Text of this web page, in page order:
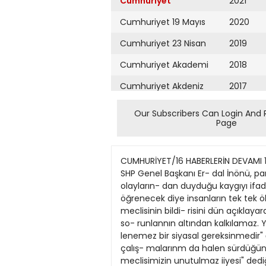
Cumhuriyet 19 Mayıs
Cumhuriyet 23 Nisan
Cumhuriyet Akademi
Cumhuriyet Akdeniz
Cumhuriyet Alışveriş
Cumhuriyet Ankara
Cumhuriyet Büyük
Taaruz
Cumhuriyet
Cumartesi
Cumhuriyet Çevre
2020
2019
2018
2017
2016
2015
2013
2012
2011
2010
2009
Our Subscribers Can Login And
Page
CUMHURİYET/16 HABERLERİN DEVAMI 11 EKİM 1990 Inonıi: Akbuhıfun staj dönemi Uevakit kaybediyoruz ANKARA (Cumhuriyet Bü- rosu) — SHP Genel Başkanı Er- dal İnönü, parlamentonun gü- ven tazelemesinin ertelenemez bir siyasi gereksinim olduğunu söyledi. Artan terör olayların- dan duyduğu kaygıyı ifade eden İnönü, "Türkiye, Başbakan Akbulut'un staj dönemi ile va- kit kaybediyor. Akbulut bu işi öğrenecek diye insanların tek tek ölmesini bekleyemeyiz" de- di. SHP Genel Başkanı Erdal tnönii, önceki giin olağanüstü toplanan parti meclisinin bildi- risini dün açıklayarak "Görev ve yetkilerini teslim etmiş bir hiikümet ve işlevsiz bakanlarla ülkemizin gittikçe agırlaşan so- runlannın altından kalkılamaz. Yalnız bu hükiimetin görevin- den ayrılması değil, parlamen- tonun da giiven tazelemesi erte- lenemez bir siyasal gereksinmedir" dedi. İnönü, son gelişmeler karşısında bazı bakanlar hakkında gensoru ve- receklerini, bu konudaki çalış- malarınm da halen sürdüğünü dile getirdi. Dün bir basın toplantısı ile hazırlanan parti meclisi bildiri- sini açıklayan İnönü, "Parti meclisimizin unutulmaz iiyesi" dediği Bahriye Üçok'un cenaze törenine katılanlara, "önemli bir ödevi gerçekleştirdikleri için" teşekkür etti. SHP Genel Başkanı, "Türkiye Cumhuriye- ti'nin çağdaş temellerinin, laik, demokratik, özgürlükçü ilkele- rinin ne kadar sarsılmaz, aşıl- maz, yenilmez, halk kökleri ol- duğunu bir kez daha biiyiik bir kararlılıkla sergilediler" dedi. tnönii, Ankara büromuzda SHP Genel Başkanı Erdal inönü, artık terör olaylanndan duyduğu kaygıyı ifade ederek, "Türkiye Başbakan Akbulut'un staj dönemi ile vakit kaybedi- yor. Akbulut bu işi öğrenecek diye insanların tek tek ölmesini bekleyemeyiz" dedi. İnönü, dün beraberinde Ge- nel Sekreter Hikmet Çetin, Ge- nel Sekreter Yardımcıları Ertuğ- rul Günay, Yiğit Gülöksüz, Cevdet Selvi ve Genel Sayman Yfiksel Çengel ile birlikte gaze- temizin Ankara Bürosunu ziya- ret etti. Ankara Temsilcisi Ah- met Tan, Cumhuriyet yazarları llgur Mumcu, Cüneyt Arcayü- rek ile bir süre görüştü. İnönü, son terör olaylan ile ilgili olarak gazetemize yaptığı değerlendir- mede şöyle dedi. "Türkiye'de bir iktidar boş- luğu olduğu ortadadır. 26 Mart seçimlerinin sonucunu kabul et- mediler. Direndiler. Ama so- runlar giderek ağırlaşarak sürii- yor. Ne enflasyonu durdurabil- diler, ne de dış politikadaki so- rnnlan çözme yolunda bir başa- n gösterebildiler. Halkın sıkın- tısı ise en yüksek düzeyde. Toplu iş sözleşmesi döneminde işçilerin karşısına çıkıyorlar. Enflasyonu indirmeden bu ka- dar çok istenmez diyorlar. Enf- lasyonun yiıkünü adeta çiftçile- rin sırtına